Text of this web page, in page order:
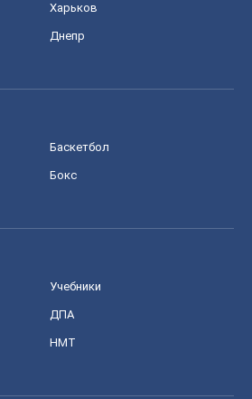
Харьков
Днепр
Баскетбол
Бокс
Учебники
ДПА
НМТ